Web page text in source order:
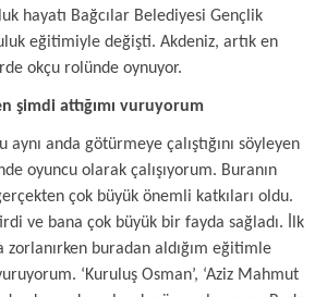
hayatı Bağcılar Belediyesi Gençlik
eğitimiyle değişti. Akdeniz, artık en
okçu rolünde oynuyor.
şimdi attığımı vuruyorum
anda götürmeye çalıştığını söyleyen
oyuncu olarak çalışıyorum. Buranın
çok büyük önemli katkıları oldu.
ve bana çok büyük bir fayda sağladı. İlk
buradan aldığım eğitimle
‘Kuruluş Osman’, ‘Aziz Mahmut